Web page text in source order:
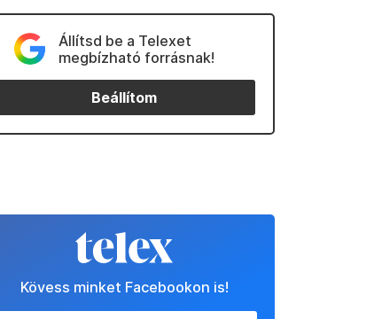
Állítsd be a Telexet
megbízható forrásnak!
Beállítom
Kövess minket Facebookon is!